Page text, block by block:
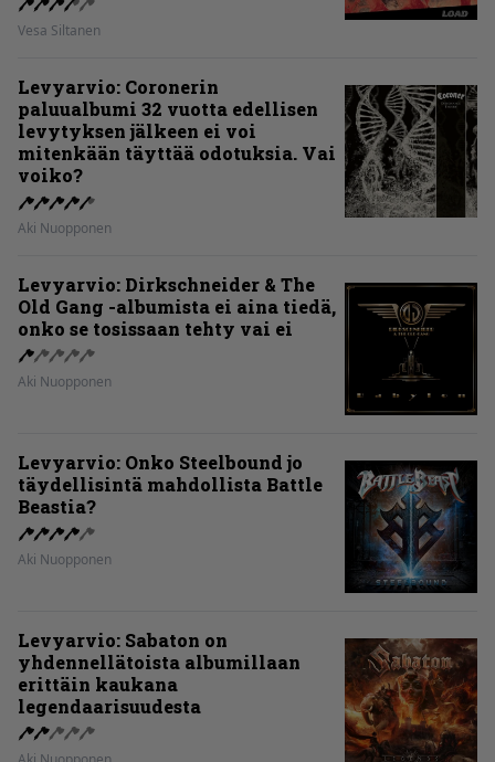
Vesa Siltanen
Levyarvio: Coronerin
paluualbumi 32 vuotta edellisen
levytyksen jälkeen ei voi
mitenkään täyttää odotuksia. Vai
voiko?
Aki Nuopponen
Levyarvio: Dirkschneider & The
Old Gang -albumista ei aina tiedä,
onko se tosissaan tehty vai ei
Aki Nuopponen
Levyarvio: Onko Steelbound jo
täydellisintä mahdollista Battle
Beastia?
Aki Nuopponen
Levyarvio: Sabaton on
yhdennellätoista albumillaan
erittäin kaukana
legendaarisuudesta